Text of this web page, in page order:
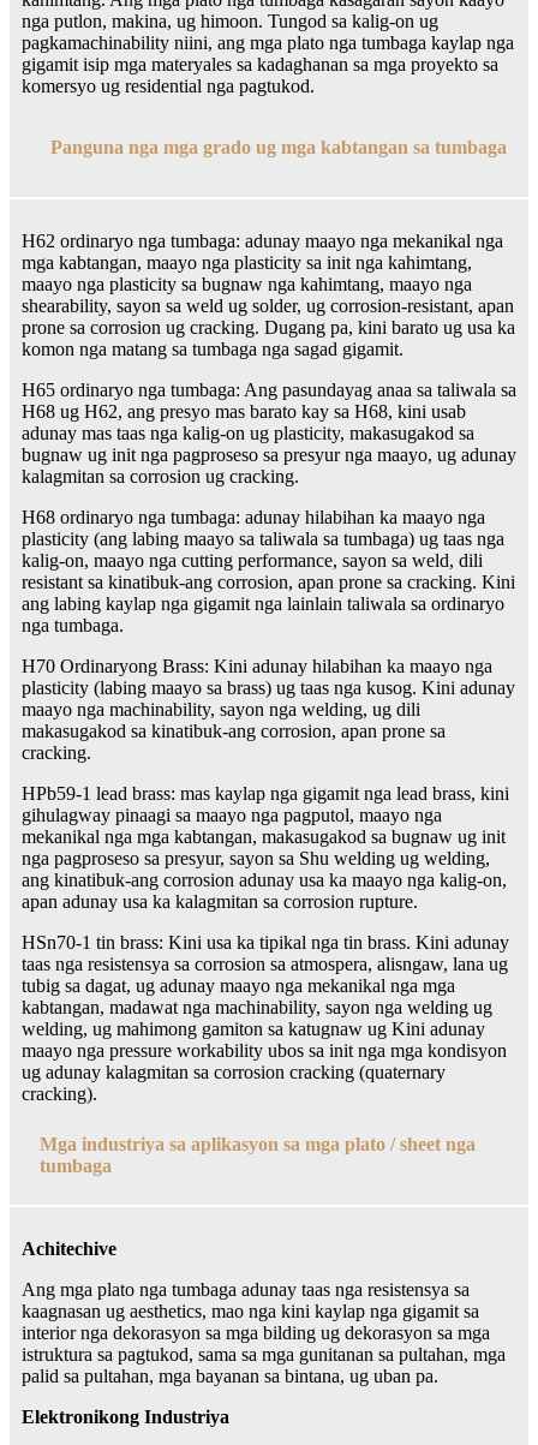
nga putlon, makina, ug himoon. Tungod sa kalig-on ug
pagkamachinability niini, ang mga plato nga tumbaga kaylap nga
gigamit isip mga materyales sa kadaghanan sa mga proyekto sa
komersyo ug residential nga pagtukod.
Panguna nga mga grado ug mga kabtangan sa tumbaga
H62 ordinaryo nga tumbaga: adunay maayo nga mekanikal nga
mga kabtangan, maayo nga plasticity sa init nga kahimtang,
maayo nga plasticity sa bugnaw nga kahimtang, maayo nga
shearability, sayon ​​sa weld ug solder, ug corrosion-resistant, apan
prone sa corrosion ug cracking. Dugang pa, kini barato ug usa ka
komon nga matang sa tumbaga nga sagad gigamit.
H65 ordinaryo nga tumbaga: Ang pasundayag anaa sa taliwala sa
H68 ug H62, ang presyo mas barato kay sa H68, kini usab
adunay mas taas nga kalig-on ug plasticity, makasugakod sa
bugnaw ug init nga pagproseso sa presyur nga maayo, ug adunay
kalagmitan sa corrosion ug cracking.
H68 ordinaryo nga tumbaga: adunay hilabihan ka maayo nga
plasticity (ang labing maayo sa taliwala sa tumbaga) ug taas nga
kalig-on, maayo nga cutting performance, sayon ​​sa weld, dili
resistant sa kinatibuk-ang corrosion, apan prone sa cracking. Kini
ang labing kaylap nga gigamit nga lainlain taliwala sa ordinaryo
nga tumbaga.
H70 Ordinaryong Brass: Kini adunay hilabihan ka maayo nga
plasticity (labing maayo sa brass) ug taas nga kusog. Kini adunay
maayo nga machinability, sayon ​​nga welding, ug dili
makasugakod sa kinatibuk-ang corrosion, apan prone sa
cracking.
HPb59-1 lead brass: mas kaylap nga gigamit nga lead brass, kini
gihulagway pinaagi sa maayo nga pagputol, maayo nga
mekanikal nga mga kabtangan, makasugakod sa bugnaw ug init
nga pagproseso sa presyur, sayon ​​sa Shu welding ug welding,
ang kinatibuk-ang corrosion adunay usa ka maayo nga kalig-on,
apan adunay usa ka kalagmitan sa corrosion rupture.
HSn70-1 tin brass: Kini usa ka tipikal nga tin brass. Kini adunay
taas nga resistensya sa corrosion sa atmospera, alisngaw, lana ug
tubig sa dagat, ug adunay maayo nga mekanikal nga mga
kabtangan, madawat nga machinability, sayon ​​nga welding ug
welding, ug mahimong gamiton sa katugnaw ug Kini adunay
maayo nga pressure workability ubos sa init nga mga kondisyon
ug adunay kalagmitan sa corrosion cracking (quaternary
cracking).
Mga industriya sa aplikasyon sa mga plato / sheet nga
tumbaga
Achitechive
Ang mga plato nga tumbaga adunay taas nga resistensya sa
kaagnasan ug aesthetics, mao nga kini kaylap nga gigamit sa
interior nga dekorasyon sa mga bilding ug dekorasyon sa mga
istruktura sa pagtukod, sama sa mga gunitanan sa pultahan, mga
palid sa pultahan, mga bayanan sa bintana, ug uban pa.
Elektronikong Industriya